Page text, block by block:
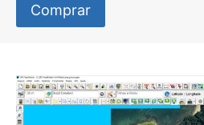
Comprar